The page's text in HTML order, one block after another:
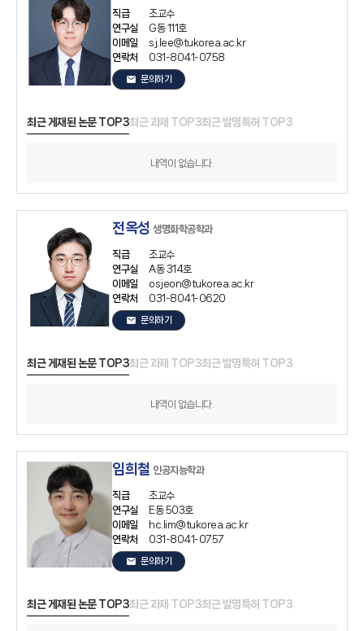
직급
조교수
연구실
G동 111호
이메일
sj.lee@tukorea.ac.kr
연락처
031-8041-0758
email 문의하기
최근 게재된 논문 TOP3최근 과제 TOP3최근 발명특허 TOP3
내역이 없습니다.
전옥성 생명화학공학과
직급
조교수
연구실
A동 314호
이메일
osjeon@tukorea.ac.kr
연락처
031-8041-0620
email 문의하기
최근 게재된 논문 TOP3최근 과제 TOP3최근 발명특허 TOP3
내역이 없습니다.
임희철 인공지능학과
직급
조교수
연구실
E동 503호
이메일
hc.lim@tukorea.ac.kr
연락처
031-8041-0757
email 문의하기
최근 게재된 논문 TOP3최근 과제 TOP3최근 발명특허 TOP3